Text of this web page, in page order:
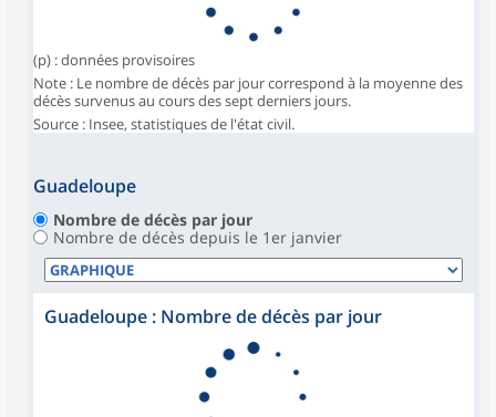
(p) : données provisoires
Note : Le nombre de décès par jour correspond à la moyenne des
décès survenus au cours des sept derniers jours.
Source : Insee, statistiques de l'état civil.
Guadeloupe
Nombre de décès par jour
Nombre de décès depuis le 1er janvier
Guadeloupe : Nombre de décès par jour